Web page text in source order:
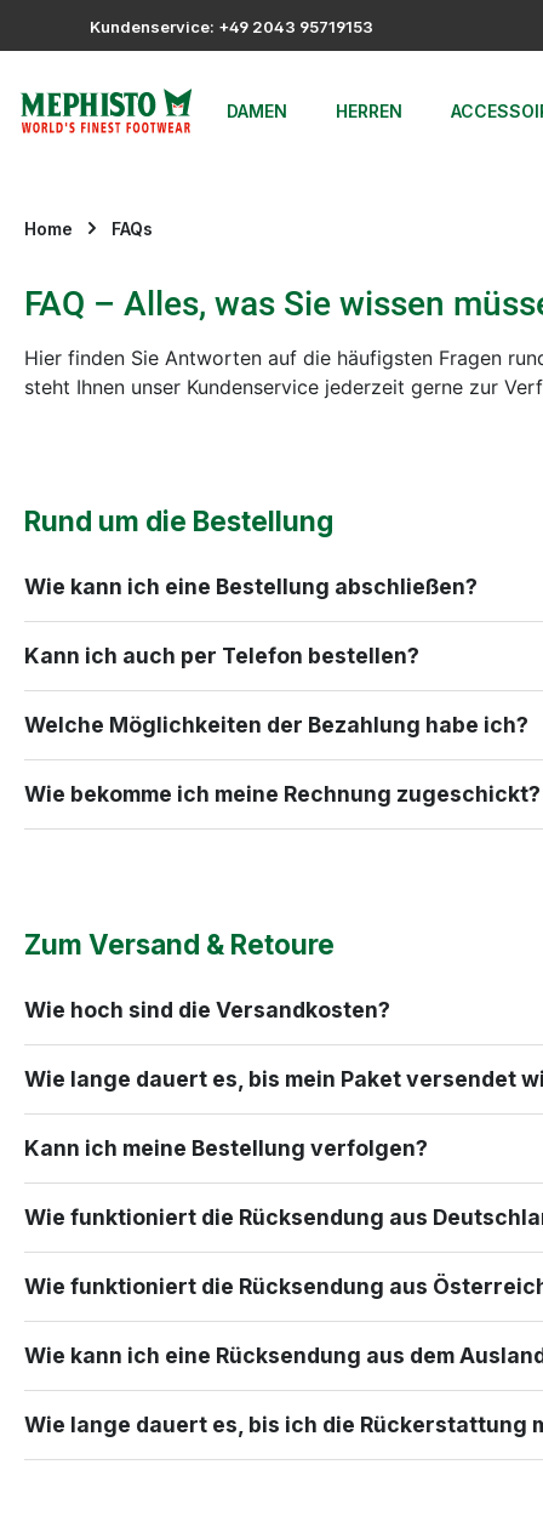
Hauptinhalt springen
Zur Suche springen
Zur Hauptnavigation springen
Kundenservice: +49 2043 95719153
DAMEN HERREN
Home FAQs
FAQ – Alles, was Sie wissen
Hier finden Sie Antworten auf die häufigsten Fragen
steht Ihnen unser Kundenservice jederzeit gerne zur
Rund um die Bestellung
Wie kann ich eine Bestellung abschließen?
Kann ich auch per Telefon bestellen?
Welche Möglichkeiten der Bezahlung habe ich?
Wie bekomme ich meine Rechnung zugeschickt?
Zum Versand & Retoure
Wie hoch sind die Versandkosten?
Wie lange dauert es, bis mein Paket versendet
Kann ich meine Bestellung verfolgen?
Wie funktioniert die Rücksendung aus
Wie funktioniert die Rücksendung aus
Wie kann ich eine Rücksendung aus dem
Wie lange dauert es, bis ich die Rückerstattung